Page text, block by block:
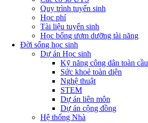
Quy trình tuyển sinh
Học phí
Tài liệu tuyển sinh
Học bổng ươm dưỡng tài năng
Đời sống học sinh
Dự án Học sinh
Kỹ năng công dân toàn cầu
Sức khoẻ toàn diện
Nghệ thuật
STEM
Dự án liên môn
Dự án cộng đồng
Hệ thống Nhà